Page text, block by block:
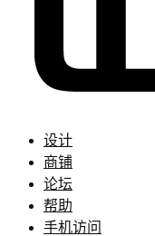
设计
商铺
论坛
帮助
手机访问